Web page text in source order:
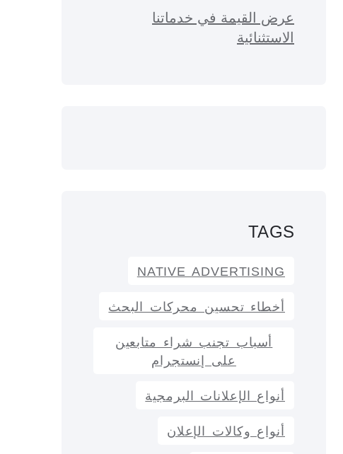
عرض القيمة في خدماتنا
الاستثنائية
TAGS
NATIVE ADVERTISING
أخطاء تحسين محركات البحث
أسباب تجنب شراء متابعين
على إنستجرام
أنواع الإعلانات البرمجية
أنواع وكالات الإعلان